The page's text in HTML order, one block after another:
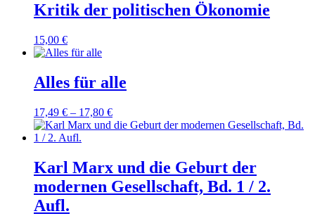
Kritik der politischen Ökonomie
15,00 €
Alles für alle
17,49 € – 17,80 €
Karl Marx und die Geburt der
modernen Gesellschaft, Bd. 1 / 2.
Aufl.